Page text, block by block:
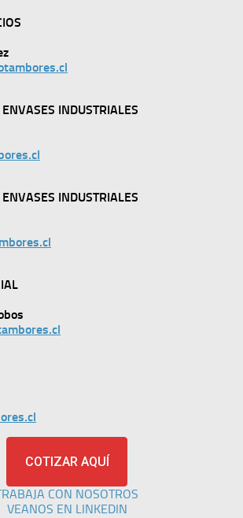
INDUSTRIALES
INDUSTRIALES
COTIZAR AQUÍ
CON NOSOTROS
VEANOS EN LINKEDIN